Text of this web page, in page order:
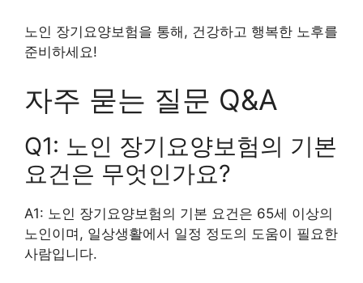
노인 장기요양보험을 통해, 건강하고 행복한 노후를
준비하세요!
자주 묻는 질문 Q&A
Q1: 노인 장기요양보험의 기본
요건은 무엇인가요?
A1: 노인 장기요양보험의 기본 요건은 65세 이상의
노인이며, 일상생활에서 일정 정도의 도움이 필요한
사람입니다.